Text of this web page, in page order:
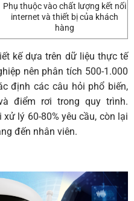
Phụ thuộc vào chất lượng kết nối
internet và thiết bị của khách
hàng
kế dựa trên dữ liệu thực tế
nên phân tích 500-1.000
định các câu hỏi phổ biến,
điểm rơi trong quy trình.
lý 60-80% yêu cầu, còn lại
đến nhân viên.